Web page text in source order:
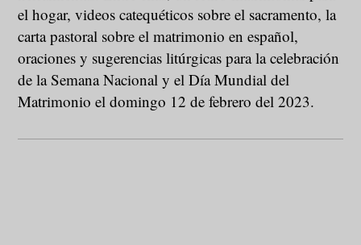
el hogar, videos catequéticos sobre el sacramento, la
carta pastoral sobre el matrimonio en español,
oraciones y sugerencias litúrgicas para la celebración
de la Semana Nacional y el Día Mundial del
Matrimonio el domingo 12 de febrero del 2023.